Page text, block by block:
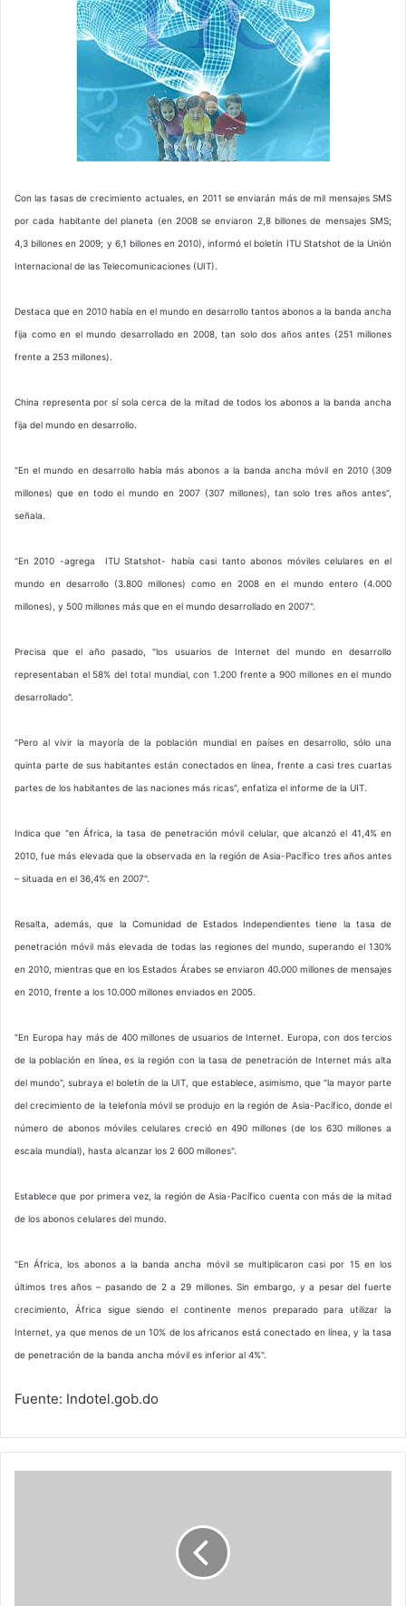
Con las tasas de crecimiento actuales, en 2011 se enviarán más de mil mensajes SMS
por cada habitante del planeta (en 2008 se enviaron 2,8 billones de mensajes SMS;
4,3 billones en 2009; y 6,1 billones en 2010), informó el boletín ITU Statshot de la Unión
Internacional de las Telecomunicaciones (UIT).
Destaca que en 2010 había en el mundo en desarrollo tantos abonos a la banda ancha
fija como en el mundo desarrollado en 2008, tan solo dos años antes (251 millones
frente a 253 millones).
China representa por sí sola cerca de la mitad de todos los abonos a la banda ancha
fija del mundo en desarrollo.
"En el mundo en desarrollo había más abonos a la banda ancha móvil en 2010 (309
millones) que en todo el mundo en 2007 (307 millones), tan solo tres años antes",
señala.
"En 2010 -agrega ITU Statshot- había casi tanto abonos móviles celulares en el
mundo en desarrollo (3.800 millones) como en 2008 en el mundo entero (4.000
millones), y 500 millones más que en el mundo desarrollado en 2007".
Precisa que el año pasado, "los usuarios de Internet del mundo en desarrollo
representaban el 58% del total mundial, con 1.200 frente a 900 millones en el mundo
desarrollado".
"Pero al vivir la mayoría de la población mundial en países en desarrollo, sólo una
quinta parte de sus habitantes están conectados en línea, frente a casi tres cuartas
partes de los habitantes de las naciones más ricas", enfatiza el informe de la UIT.
Indica que "en África, la tasa de penetración móvil celular, que alcanzó el 41,4% en
2010, fue más elevada que la observada en la región de Asia-Pacífico tres años antes
– situada en el 36,4% en 2007".
Resalta, además, que la Comunidad de Estados Independientes tiene la tasa de
penetración móvil más elevada de todas las regiones del mundo, superando el 130%
en 2010, mientras que en los Estados Árabes se enviaron 40.000 millones de mensajes
en 2010, frente a los 10.000 millones enviados en 2005.
"En Europa hay más de 400 millones de usuarios de Internet. Europa, con dos tercios
de la población en línea, es la región con la tasa de penetración de Internet más alta
del mundo", subraya el boletín de la UIT, que establece, asimismo, que "la mayor parte
del crecimiento de la telefonía móvil se produjo en la región de Asia-Pacífico, donde el
número de abonos móviles celulares creció en 490 millones (de los 630 millones a
escala mundial), hasta alcanzar los 2 600 millones".
Establece que por primera vez, la región de Asia-Pacífico cuenta con más de la mitad
de los abonos celulares del mundo.
"En África, los abonos a la banda ancha móvil se multiplicaron casi por 15 en los
últimos tres años – pasando de 2 a 29 millones. Sin embargo, y a pesar del fuerte
crecimiento, África sigue siendo el continente menos preparado para utilizar la
Internet, ya que menos de un 10% de los africanos está conectado en línea, y la tasa
de penetración de la banda ancha móvil es inferior al 4%".
Fuente: Indotel.gob.do